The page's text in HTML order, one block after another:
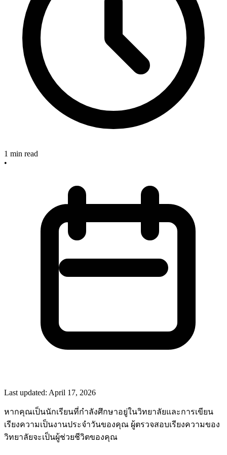
1 min read
•
Last updated: April 17, 2026
หากคุณเป็นนักเรียนที่กำลังศึกษาอยู่ในวิทยาลัยและการเขียน
เรียงความเป็นงานประจำวันของคุณ ผู้ตรวจสอบเรียงความของ
วิทยาลัยจะเป็นผู้ช่วยชีวิตของคุณ